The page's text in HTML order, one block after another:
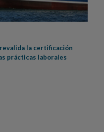
la certificación
prácticas laborales